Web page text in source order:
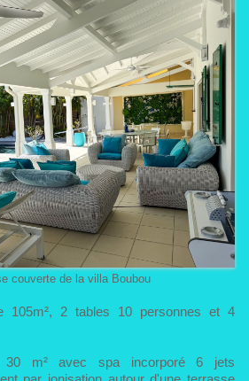
couverte de la villa Boubou
30 m² avec spa incorporé 6 jets